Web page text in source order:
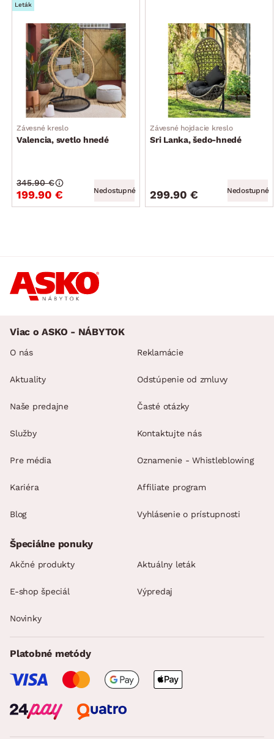
Leták
Závesné kreslo
Valencia, svetlo hnedé
199.90 €
345.90 €
Nedostupné
Závesné hojdacie kreslo
Sri Lanka, šedo-hnedé
299.90 € Nedostupné
Viac o ASKO - NÁBYTOK
O nás
Aktuality
Naše predajne
Služby
Pre média
Kariéra
Blog
Reklamácie
Odstúpenie od zmluvy
Časté otázky
Kontaktujte nás
Oznamenie - Whistleblowing
Affiliate program
Vyhlásenie o prístupnosti
Špeciálne ponuky
Akčné produkty Aktuálny leták
E-shop špeciál Výpredaj
Novinky
Platobné metódy